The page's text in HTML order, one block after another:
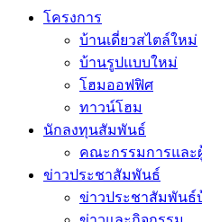
โครงการ
บ้านเดี่ยวสไตล์ใหม่
บ้านรูปแบบใหม่
โฮมออฟฟิศ
ทาวน์โฮม
นักลงทุนสัมพันธ์
คณะกรรมการและ
ข่าวประชาสัมพันธ์
ข่าวประชาสัมพันธ์